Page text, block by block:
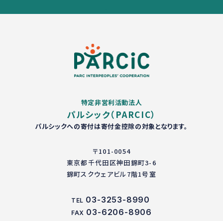
特定非営利活動法人
パルシック（PARCIC）
パルシックへの寄付は寄付金控除の対象となります。
〒101-0054
東京都千代田区神田錦町3-6
錦町スクウェアビル7階1号室
TEL 03-3253-8990
FAX 03-6206-8906